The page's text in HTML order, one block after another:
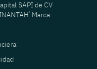
SAPI de CV
® Marca